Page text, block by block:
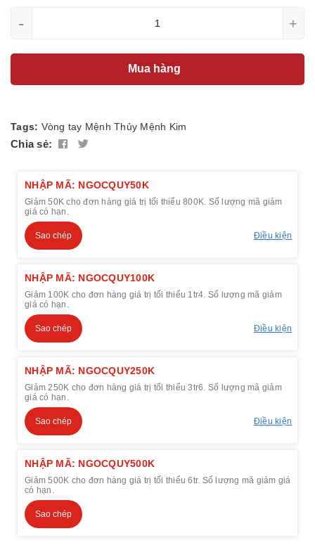
- +
Mua hàng
Tags: Vòng tay Mệnh Thủy Mệnh Kim
Chia sẻ:
NHẬP MÃ: NGOCQUY50K
Giảm 50K cho đơn hàng giá trị tối thiểu 800K. Số lượng mã giảm
giá có hạn.
Sao chép Điều kiện
NHẬP MÃ: NGOCQUY100K
Giảm 100K cho đơn hàng giá trị tối thiểu 1tr4. Số lượng mã giảm
giá có hạn.
Sao chép Điều kiện
NHẬP MÃ: NGOCQUY250K
Giảm 250K cho đơn hàng giá trị tối thiểu 3tr6. Số lượng mã giảm
giá có hạn.
Sao chép Điều kiện
NHẬP MÃ: NGOCQUY500K
Giảm 500K cho đơn hàng giá trị tối thiểu 6tr. Số lượng mã giảm giá
có hạn.
Sao chép